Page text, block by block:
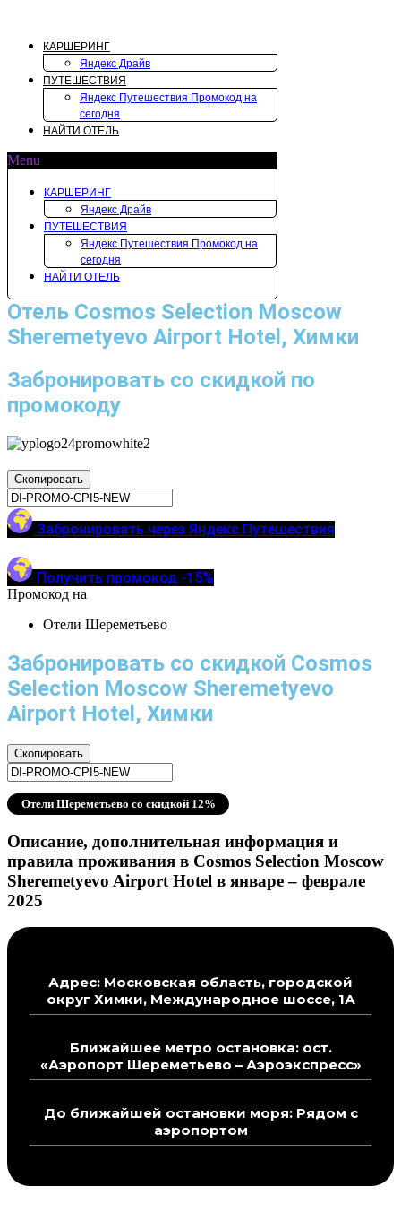
содержимому
КАРШЕРИНГ
Яндекс Драйв
ПУТЕШЕСТВИЯ
Яндекс Путешествия Промокод на
сегодня
НАЙТИ ОТЕЛЬ
Menu
КАРШЕРИНГ
Яндекс Драйв
ПУТЕШЕСТВИЯ
Яндекс Путешествия Промокод на
сегодня
НАЙТИ ОТЕЛЬ
Отель Cosmos Selection Moscow
Sheremetyevo Airport Hotel, Химки
Забронировать со скидкой по
промокоду
Скопировать
Забронировать через Яндекс Путешествия
Получить промокод -15%
Промокод на
Отели Шереметьево
Забронировать со скидкой Cosmos
Selection Moscow Sheremetyevo
Airport Hotel, Химки
Скопировать
Отели Шереметьево со скидкой 12%
Описание, дополнительная информация и
правила проживания в Cosmos Selection Moscow
Sheremetyevo Airport Hotel в январе – феврале
2025
Адрес: Московская область, городской
округ Химки, Международное шоссе, 1А
Ближайшее метро остановка: ост.
«Аэропорт Шереметьево – Аэроэкспресс»
До ближайшей остановки моря: Рядом с
аэропортом